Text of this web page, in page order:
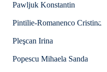
Pawljuk Konstantin
Pintilie-Romanenco Cristina
Pleşcan Irina
Popescu Mihaela Sanda